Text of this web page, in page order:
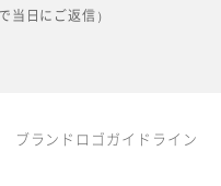
日にご返信）
ブランドロゴガイドライン